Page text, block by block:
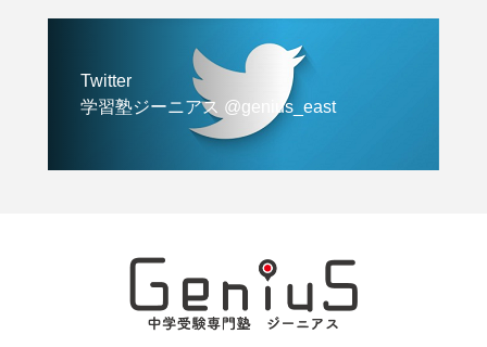
Twitter
学習塾ジーニアス @genius_east